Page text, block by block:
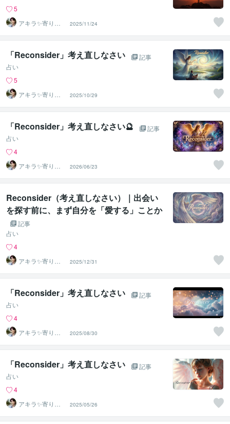
5
アキラ✨寄り添
う聴き手 迷い不
安の相談室
2025/11/24
「Reconsider」考え直しなさい
記事
占い
5
アキラ✨寄り添
う聴き手 迷い不
安の相談室
2025/10/29
「Reconsider」考え直しなさい🔮
記事
占い
4
アキラ✨寄り添
う聴き手 迷い不
安の相談室
2026/06/23
Reconsider（考え直しなさい）｜出会い
を探す前に、まず自分を「愛する」ことか
ら始めてみませんか？
記事
占い
4
アキラ✨寄り添
う聴き手 迷い不
安の相談室
2025/12/31
「Reconsider」考え直しなさい
記事
占い
4
アキラ✨寄り添
う聴き手 迷い不
安の相談室
2025/08/30
「Reconsider」考え直しなさい
記事
占い
4
アキラ✨寄り添
う聴き手 迷い不
安の相談室
2025/05/26